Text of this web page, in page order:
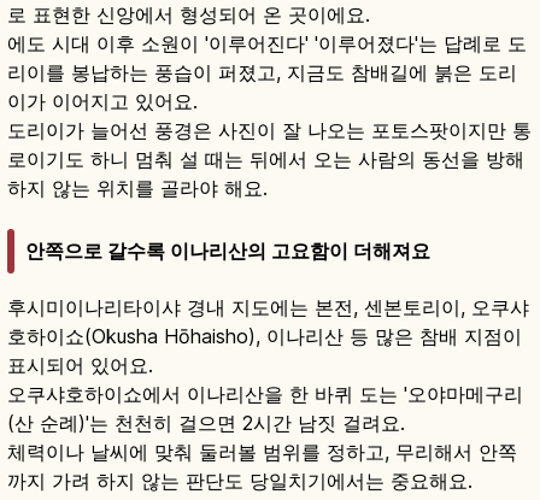
로 표현한 신앙에서 형성되어 온 곳이에요.
에도 시대 이후 소원이 '이루어진다' '이루어졌다'는 답례로 도
리이를 봉납하는 풍습이 퍼졌고, 지금도 참배길에 붉은 도리
이가 이어지고 있어요.
도리이가 늘어선 풍경은 사진이 잘 나오는 포토스팟이지만 통
로이기도 하니 멈춰 설 때는 뒤에서 오는 사람의 동선을 방해
하지 않는 위치를 골라야 해요.
안쪽으로 갈수록 이나리산의 고요함이 더해져요
후시미이나리타이샤 경내 지도에는 본전, 센본토리이, 오쿠샤
호하이쇼(Okusha Hōhaisho), 이나리산 등 많은 참배 지점이
표시되어 있어요.
오쿠샤호하이쇼에서 이나리산을 한 바퀴 도는 '오야마메구리
(산 순례)'는 천천히 걸으면 2시간 남짓 걸려요.
체력이나 날씨에 맞춰 둘러볼 범위를 정하고, 무리해서 안쪽
까지 가려 하지 않는 판단도 당일치기에서는 중요해요.